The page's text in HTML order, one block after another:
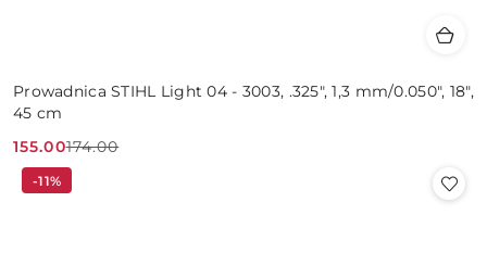
Prowadnica STIHL Light 04 - 3003, .325", 1,3 mm/0.050", 18",
45 cm
Cena
promocyjna:
155.00
Cena
przed
174.00
-11%